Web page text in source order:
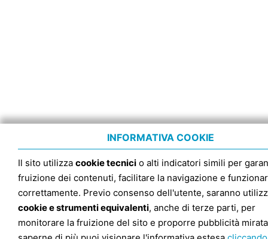
INFORMATIVA COOKIE
Il sito utilizza cookie tecnici o alti indicatori simili per
fruizione dei contenuti, facilitare la navigazione e
correttamente. Previo consenso dell'utente, saranno
cookie e strumenti equivalenti, anche di terze parti, per
monitorare la fruizione del sito e proporre pubblicità